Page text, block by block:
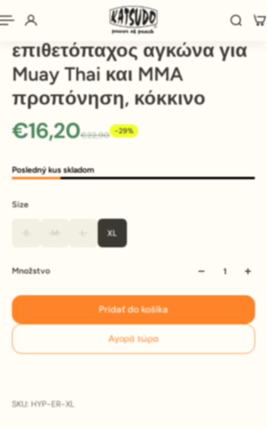
RDX επενδυμένος
επιθετόπαχος αγκώνα για
Muay Thai και MMA
προπόνηση, κόκκινο
€16,20€22,90 -29%
Posledný kus skladom
Size
M XL
Množstvo
Pridať do košíka
Αγορά τώρα
SKU: HYP-ER-XL